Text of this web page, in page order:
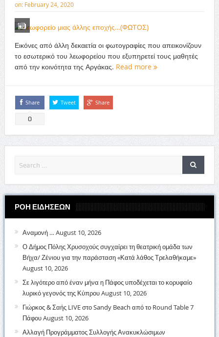
on: February 24, 2020
Εικόνες από άλλη δεκαετία οι φωτογραφίες που απεικονίζουν
το εσωτερικό του λεωφορείου που εξυπηρετεί τους μαθητές
από την κοινότητα της Αργάκας. Read more
Share
0
Tweet Share
ΡΟΗ ΕΙΔΗΣΕΩΝ
Αναμονή … August 10, 2026
Ο Δήμος Πόλης Χρυσοχούς συγχαίρει τη θεατρική ομάδα των
Βήχα/ Ζένιου για την παράσταση «Κατά λάθος Τρελαθήκαμε»
August 10, 2026
Σε λιγότερο από έναν μήνα η Πάφος υποδέχεται το κορυφαίο
λυρικό γεγονός της ΚύπρουAugust 10, 2026
Γιώρκος & Σαής LIVE στο Sandy Beach από το Round Table 7
ΠάφουAugust 10, 2026
Αλλαγή Προγράμματος Συλλογής Ανακυκλώσιμων